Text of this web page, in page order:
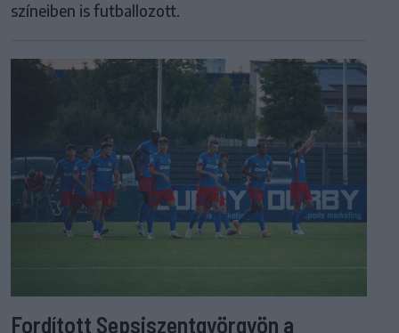
színeiben is futballozott.
Fordított Sepsiszentgyörgyön a